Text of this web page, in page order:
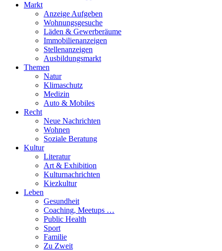
Markt
Anzeige Aufgeben
Wohnungsgesuche
Läden & Gewerberäume
Immobilienanzeigen
Stellenanzeigen
Ausbildungsmarkt
Themen
Natur
Klimaschutz
Medizin
Auto & Mobiles
Recht
Neue Nachrichten
Wohnen
Soziale Beratung
Kultur
Literatur
Art & Exhibition
Kulturnachrichten
Kiezkultur
Leben
Gesundheit
Coaching, Meetups …
Public Health
Sport
Familie
Zu Zweit